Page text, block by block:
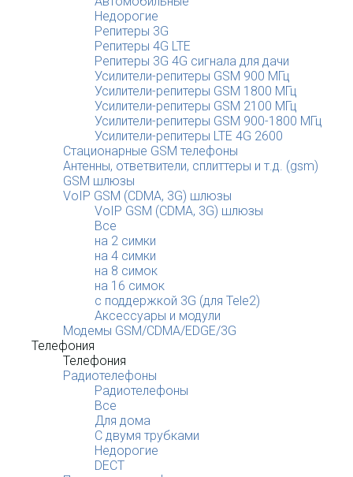
Недорогие
Репитеры 3G
Репитеры 4G LTE
Репитеры 3G 4G сигнала для дачи
Усилители-репитеры GSM 900 МГц
Усилители-репитеры GSM 1800 МГц
Усилители-репитеры GSM 2100 МГц
Усилители-репитеры GSM 900-1800 МГц
Усилители-репитеры LTE 4G 2600
Стационарные GSM телефоны
Антенны, ответвители, сплиттеры и т.д. (gsm)
GSM шлюзы
VoIP GSM (CDMA, 3G) шлюзы
VoIP GSM (CDMA, 3G) шлюзы
Все
на 2 симки
на 4 симки
на 8 симок
на 16 симок
с поддержкой 3G (для Tele2)
Аксессуары и модули
Модемы GSM/CDMA/EDGE/3G
Телефония
Телефония
Радиотелефоны
Радиотелефоны
Все
Для дома
С двумя трубками
Недорогие
DECT